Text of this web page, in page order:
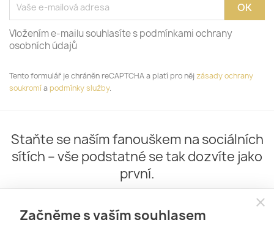
Vložením e-mailu souhlasíte s podmínkami ochrany
osobních údajů
Tento formulář je chráněn reCAPTCHA a platí pro něj zásady ochrany
soukromía podmínky služby.
Staňte se naším fanouškem na sociálních
sítích – vše podstatné se tak dozvíte jako
první.
close
Začněme s vaším souhlasem